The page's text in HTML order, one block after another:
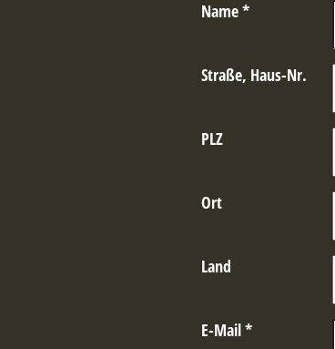
Name*
Straße, Haus-Nr.
PLZ
Ort
Land
E-Mail*